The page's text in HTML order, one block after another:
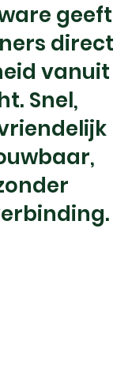
geeft
direct
vanuit
Snel,